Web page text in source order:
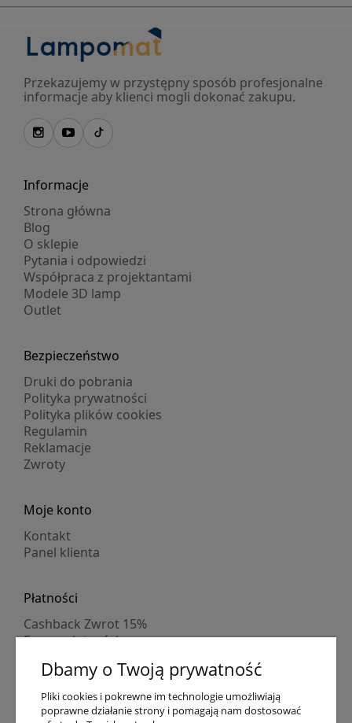
Przekazujemy w przystępny sposób profesjonalne
informacje aby klienci mogli dokonać zakupu.
Informacje
Strona główna
Blog
O sklepie
Pytania i odpowiedzi
Współpraca z projektantami
Modele 3D lamp
Outlet
Bezpieczeństwo
Druki do pobrania
Polityka prywatności
Polityka plików cookies
Regulamin
Reklamacje
Zwroty
Moje konto
Kontakt
Panel klienta
Płatności
Cashback Zwrot 15%
Formy płatności
Numer konta
PayPo kupujesz, nie płacisz
Progi rabatowe
Dbamy o Twoją prywatność
Pliki cookies i pokrewne im technologie umożliwiają
poprawne działanie strony i pomagają nam dostosować